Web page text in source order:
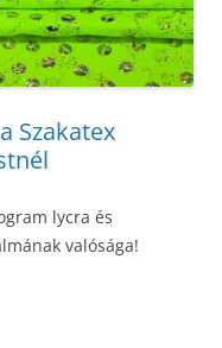
Szakatex
lycra és
valósága!